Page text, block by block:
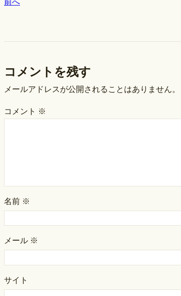
前へ
コメントを残す
メールアドレスが公開されることはありません。
コメント ※
名前 ※
メール ※
サイト